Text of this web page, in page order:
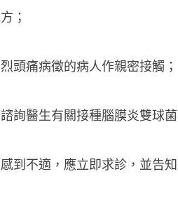
；
頭痛病徵的病人作親密接觸；
詢醫生有關接種腦膜炎雙球
到不適，應立即求診，並告